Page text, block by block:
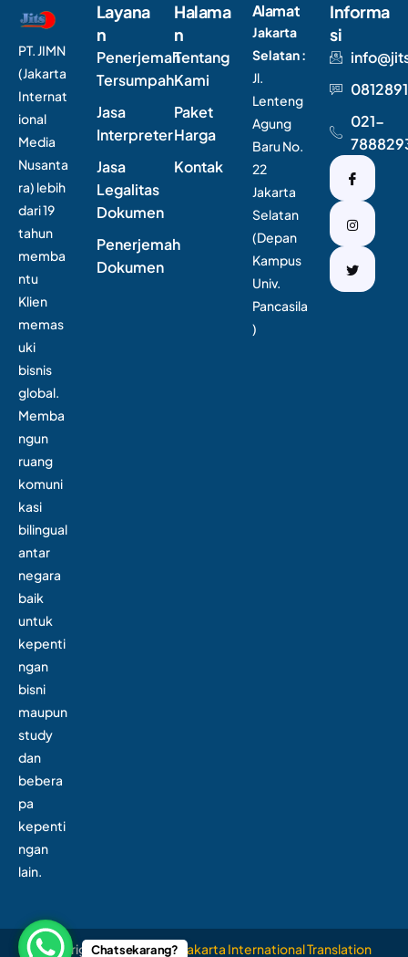
PT. JIMN
(Jakarta
Internat
ional
Media
Nusanta
ra) lebih
dari 19
tahun
memba
ntu
Klien
memas
uki
bisnis
global.
Memba
ngun
ruang
komuni
kasi
bilingual
antar
negara
baik
untuk
kepenti
ngan
bisni
maupun
study
dan
bebera
pa
kepenti
ngan
lain.
Layana
n
Penerjemah
Tersumpah
Jasa
Interpreter
Jasa
Legalitas
Dokumen
Penerjemah
Dokumen
Halama
n
Tentang
Kami
Paket
Harga
Kontak
Alamat
Jakarta
Selatan :
Jl.
Lenteng
Agung
Baru No.
22
Jakarta
Selatan
(Depan
Kampus
Univ.
Pancasila
)
Informa
si
021-
Copyright 2026PT. JITS (Jakarta International Translation
Chat sekarang?